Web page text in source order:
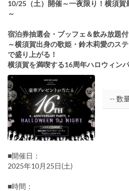
10/25（土）開催～一夜限り！横須賀
～
宿泊券抽選会・ブッフェ＆飲み放題付
～横須賀出身の歌姫・鈴木莉愛のス
で盛り上がる！
横須賀を満喫する16周年ハロウィン
■開催日：
2025年10月25日(土)
■時間：